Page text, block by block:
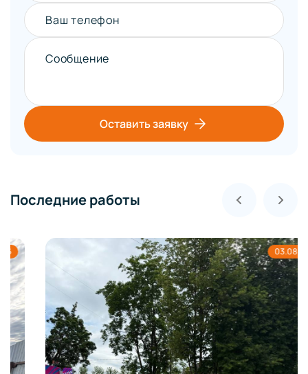
Ваш телефон
Сообщение
Оставить заявку
Последние работы
03.08.2026